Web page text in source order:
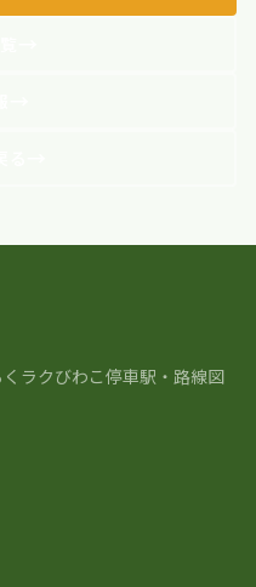
ラクびわこ停車駅・路線図